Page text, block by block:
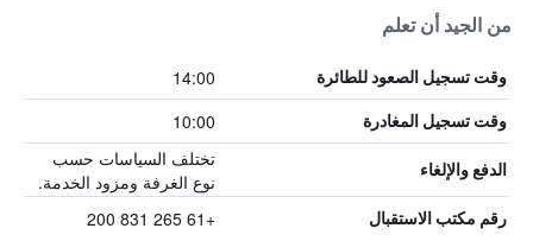
من الجيد أن تعلم
وقت تسجيل الصعود للطائرة 14:00
وقت تسجيل المغادرة 10:00
الدفع والإلغاء
تختلف السياسات حسب
نوع الغرفة ومزود الخدمة.
رقم مكتب الاستقبال +61 265 831 200